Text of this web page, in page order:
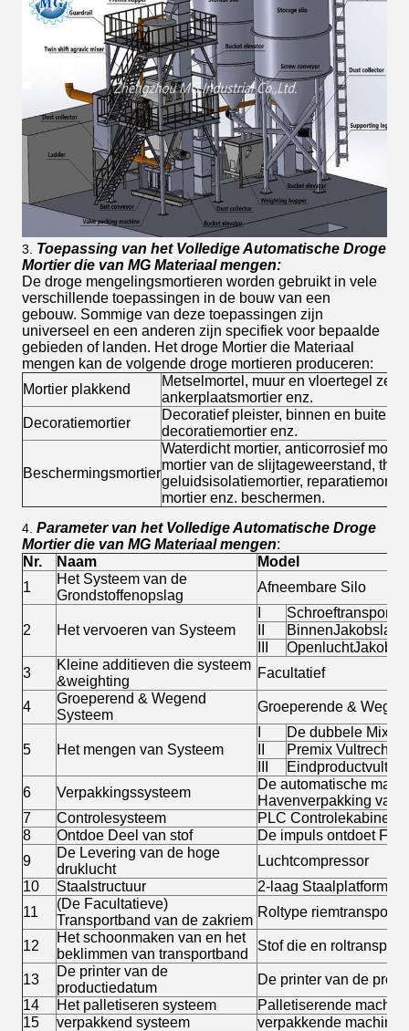
3. Toepassing van het Volledige Automatische Droge
Mortier die van MG Materiaal mengen:
De droge mengelingsmortieren worden gebruikt in vele
verschillende toepassingen in de bouw van een
gebouw. Sommige van deze toepassingen zijn
universeel en een anderen zijn specifiek voor bepaalde
gebieden of landen. Het droge Mortier die Materiaal
mengen kan de volgende droge mortieren produceren:
Mortier plakkend
Metselmortel, muur en vloertegel
ankerplaatsmortier enz.
Decoratiemortier
Decoratief pleister, binnen en
decoratiemortier enz.
Beschermingsmortier
Waterdicht mortier, anticorrosief
mortier van de slijtageweerstand,
geluidsisolatiemortier,
mortier enz. beschermen.
4. Parameter van het Volledige Automatische Droge
Mortier die van MG Materiaal mengen:
Nr.
Naam
Model
1
Het Systeem van de
Grondstoffenopslag
Afneembare Silo
2 Het vervoeren van Systeem
3
Kleine additieven die systeem
&weighting
Facultatief
4
Groeperend & Wegend
Systeem
Groeperende &
5 Het mengen van Systeem
De dubbele Mixer
Premix Vultrechter
6
Verpakkingssysteem
De automatische
Havenverpakking van
7
Controlesysteem
PLC Controlekabinet
8
Ontdoe Deel van stof
De impuls ontdoet
9
De Levering van de hoge
druklucht
Luchtcompressor
10
Staalstructuur
2-laag Staalplatform
11
(De Facultatieve)
Transportband van de zakriem
Roltype
12
Het schoonmaken van en het
beklimmen van transportband
Stof die en
13
De printer van de
productiedatum
De printer van de
14
Het palletiseren systeem
Palletiserende
15
verpakkend systeem
verpakkende machine